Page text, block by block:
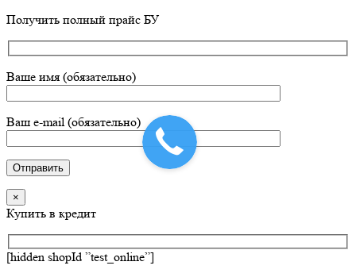
Go
Получить полный прайс БУ
Ваше имя (обязательно)
Ваш e-mail (обязательно)
×
Купить в кредит
[hidden shopId ”test_online”]